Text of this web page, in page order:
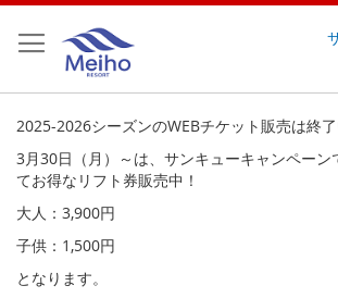
ン
テ
に
キ
ッ
プ
2025-2026シーズンのWEBチケット販売は終了
3月30日（月）～は、サンキューキャンペーン
てお得なリフト券販売中！
大人：3,900円
子供：1,500円
となります。